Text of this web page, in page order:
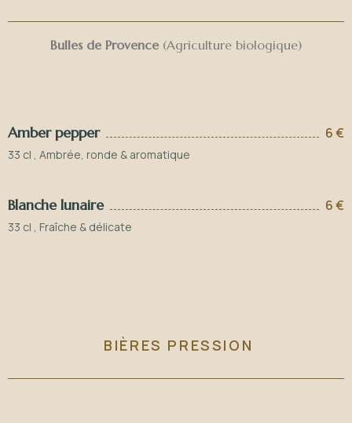
Bulles de Provence (Agriculture biologique)
Amber pepper 6 €
33 cl , Ambrée, ronde & aromatique
Blanche lunaire 6 €
33 cl , Fraîche & délicate
BIÈRES PRESSION